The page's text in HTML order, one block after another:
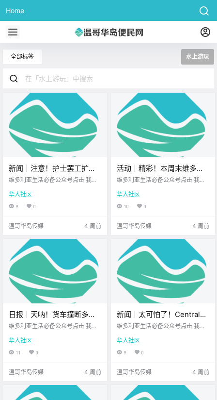
Home
全部标签 水上游玩
新闻｜注意！护士罢工扩大
至温哥华岛，这些医疗服务
临时外籍劳工项目，11家温
岛雇主被罚21万刀！
维多利亚生活必备公众号点击 我在
想一直在你身边UPS维多利亚DT店
北美最大亚洲超市 大家周五好呀~
扩大至温哥.
华人社区
9 0
温哥华岛传媒 4 周前
活动｜精彩！本周末维多利
亚有后院音乐节、户外表演
展、音乐剧演出、果园集
市、夏日游园会！
维多利亚生活必备公众号点击 我在
想一直在你身边维多利亚顶级科创
学校您值得信赖的地产经纪 维多利
天音乐会 还.
华人社区
10 0
温哥华岛传媒 4 周前
日报｜天呐！货车撞断多根
电线杆，Malahat公路严重瘫
将建22层混合用途公寓楼！
维多利亚生活必备公众号点击 我在
想一直在你身边北美最大亚洲超市
您值得信赖的地产经纪公元2026年
7月10日 农历5月26日 星期五 巨蟹
预报.
华人社区
11 0
温哥华岛传媒 4 周前
新闻｜太可怕了！Central
Saanich恶犬伤人，三岁幼童
惊现神秘“双头蛇”？
维多利亚生活必备公众号点击 我在
一直在你身边UPS维多利亚DT店北
美最大亚洲超市 大家周四好呀~ 一
周接近尾声 你的心情还好吗？ 先来
aanich恶.
华人社区
9 0
温哥华岛传媒 4 周前